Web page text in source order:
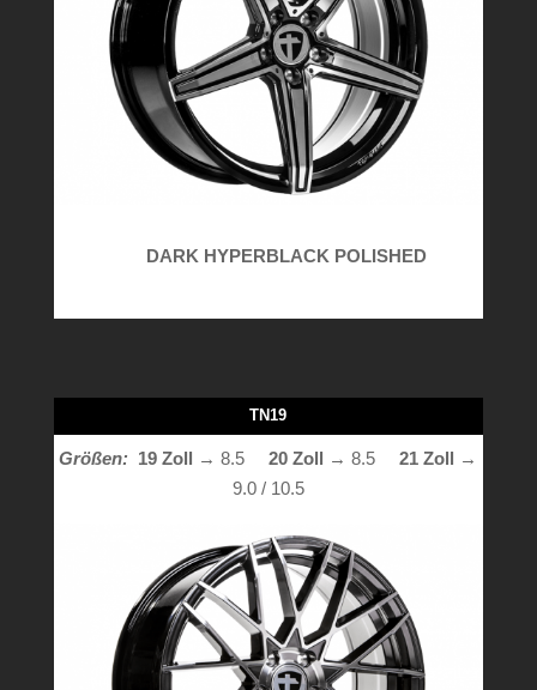
DARK HYPERBLACK POLISHED
TN19
Größen: 19 Zoll → 8.520 Zoll → 8.521 Zoll →
9.0 / 10.5